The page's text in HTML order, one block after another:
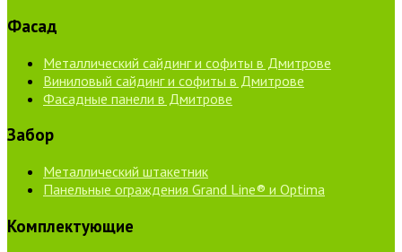
Фасад
Металлический сайдинг и софиты в Дмитрове
Виниловый сайдинг и софиты в Дмитрове
Фасадные панели в Дмитрове
Забор
Металлический штакетник
Панельные ограждения Grand Line® и Optima
Комплектующие